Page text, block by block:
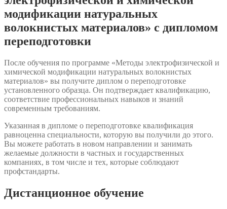
модификации натуральных
волокнистых материалов» с дипломом
переподготовки
После обучения по программе «Методы электрофизической и
химической модификации натуральных волокнистых
материалов» вы получите диплом о переподготовке
установленного образца. Он подтверждает квалификацию,
соответствие профессиональных навыков и знаний
современным требованиям.
Указанная в дипломе о переподготовке квалификация
равноценна специальности, которую вы получили до этого.
Вы можете работать в новом направлении и занимать
желаемые должности в частных и государственных
компаниях, в том числе и тех, которые соблюдают
профстандарты.
Дистанционное обучение